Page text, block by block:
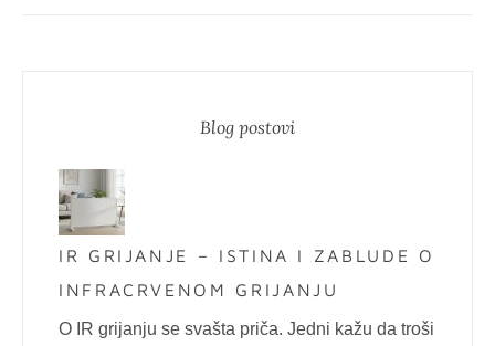
Blog postovi
IR GRIJANJE – ISTINA I ZABLUDE O
INFRACRVENOM GRIJANJU
O IR grijanju se svašta priča. Jedni kažu da troši